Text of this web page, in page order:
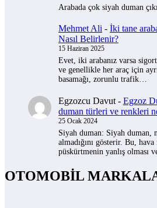
Arabada çok siyah duman
Mehmet Ali - İki tane
Nasıl Belirlenir?
15 Haziran 2025
Evet, iki arabanız varsa
ve genellikle her araç için
basamağı, zorunlu trafik…
Egzozcu Davut - Egzoz
duman türleri ve renkleri
25 Ocak 2024
Siyah duman: Siyah duman,
almadığını gösterir. Bu,
püskürtmenin yanlış olması
OTOMOBİL